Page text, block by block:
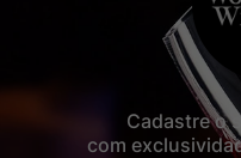
Cadastre o
com